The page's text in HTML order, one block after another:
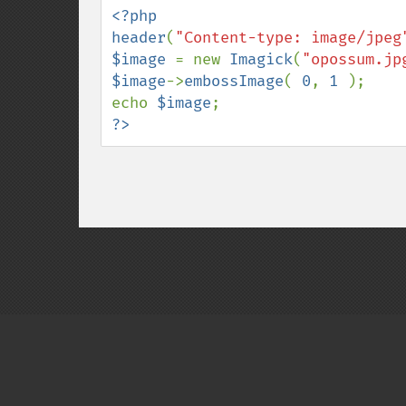
<?php
header( "Content-type: image/
$image = new Imagick(
$image->embossImage( 0, 1
);
echo $image
?>